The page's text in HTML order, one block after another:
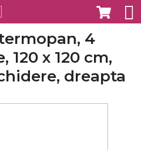
4
120 x 120 cm,
dreapta